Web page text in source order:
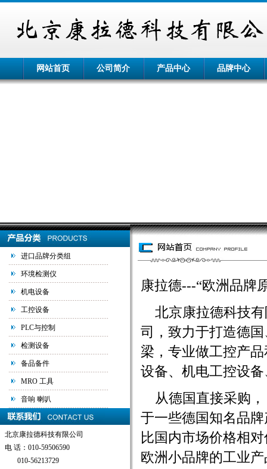
网站首页 公司简介 产品中心 品牌中心
进口品牌分类组
环境检测仪
机电设备
工控设备
PLC与控制
检测设备
备品备件
MRO 工具
音响 喇叭
北京康拉德科技有限公司
电 话：010-59506590
010-56213729
康拉德---“欧洲品牌
北京康拉德科技有
司，致力于打造德
梁，专业做工控产
设备、机电工控设
从德国直接采购，
于一些德国知名品
比国内市场价格相
欧洲小品牌的工业